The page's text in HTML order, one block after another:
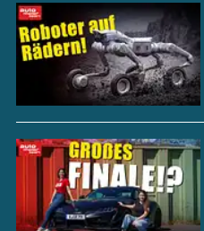
Funktionen erhalten
29.900 Euro für die
Mildhybrid-Antrieb. Im
zum neuen Franzosen, der
Hybridtechnik und cleve